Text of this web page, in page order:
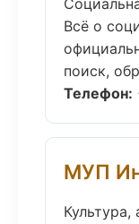
Всё о
поиск,
Телефон:
МУП